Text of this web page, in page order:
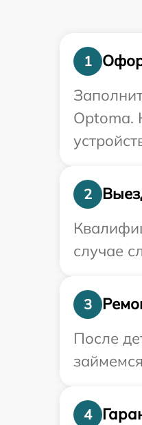
1
Optoma.
2
случае
3
После
4